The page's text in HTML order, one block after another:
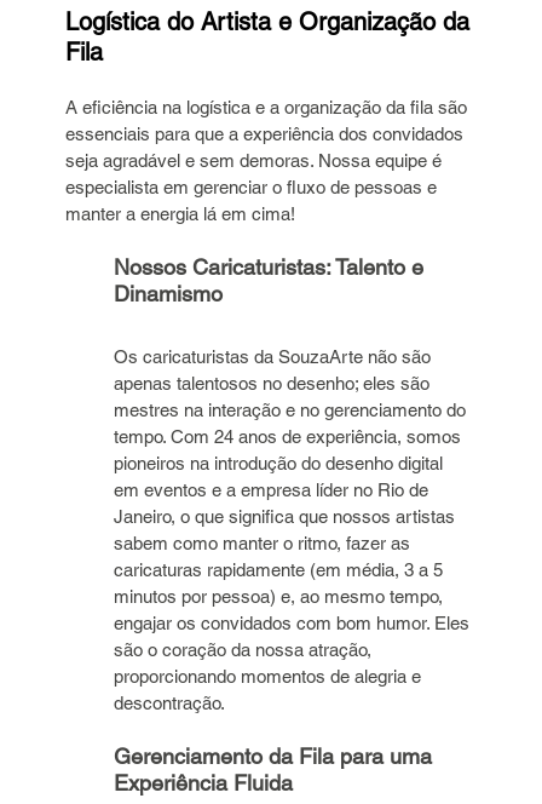
Logística do Artista e Organização da
Fila
A eficiência na logística e a organização da fila são
essenciais para que a experiência dos convidados
seja agradável e sem demoras. Nossa equipe é
especialista em gerenciar o fluxo de pessoas e
manter a energia lá em cima!
Nossos Caricaturistas: Talento e
Dinamismo
Os caricaturistas da SouzaArte não são
apenas talentosos no desenho; eles são
mestres na interação e no gerenciamento do
tempo. Com 24 anos de experiência, somos
pioneiros na introdução do desenho digital
em eventos e a empresa líder no Rio de
Janeiro, o que significa que nossos artistas
sabem como manter o ritmo, fazer as
caricaturas rapidamente (em média, 3 a 5
minutos por pessoa) e, ao mesmo tempo,
engajar os convidados com bom humor. Eles
são o coração da nossa atração,
proporcionando momentos de alegria e
descontração.
Gerenciamento da Fila para uma
Experiência Fluida